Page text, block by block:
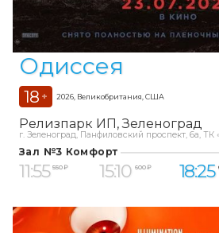
Одиссея
18 + 2026, Великобритания, США
Релизпарк ИП Зеленоград
г. Зеленоград, Панфиловский проспект, 6а, ТК
Зал №3 Комфорт
11:55 550 ₽ 15:10 600 ₽ 18:25